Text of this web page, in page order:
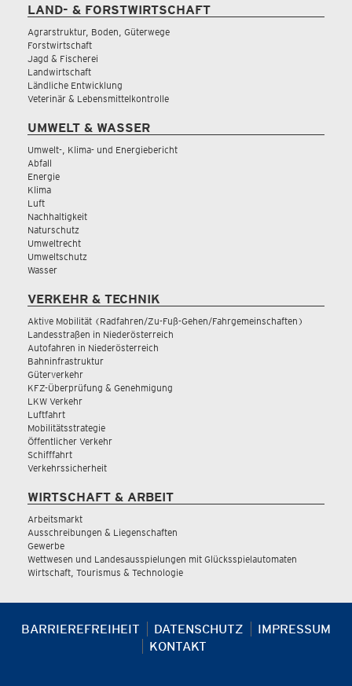
LAND- & FORSTWIRTSCHAFT
Agrarstruktur, Boden, Güterwege
Forstwirtschaft
Jagd & Fischerei
Landwirtschaft
Ländliche Entwicklung
Veterinär & Lebensmittelkontrolle
UMWELT & WASSER
Umwelt-, Klima- und Energiebericht
Abfall
Energie
Klima
Luft
Nachhaltigkeit
Naturschutz
Umweltrecht
Umweltschutz
Wasser
VERKEHR & TECHNIK
Aktive Mobilität (Radfahren/Zu-Fuß-Gehen/Fahrgemeinschaften)
Landesstraßen in Niederösterreich
Autofahren in Niederösterreich
Bahninfrastruktur
Güterverkehr
KFZ-Überprüfung & Genehmigung
LKW Verkehr
Luftfahrt
Mobilitätsstrategie
Öffentlicher Verkehr
Schifffahrt
Verkehrssicherheit
WIRTSCHAFT & ARBEIT
Arbeitsmarkt
Ausschreibungen & Liegenschaften
Gewerbe
Wettwesen und Landesausspielungen mit Glücksspielautomaten
Wirtschaft, Tourismus & Technologie
BARRIEREFREIHEIT DATENSCHUTZ
IMPRESSUM
KONTAKT